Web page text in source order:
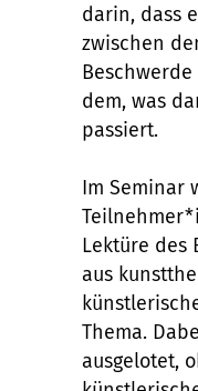
darin, dass
zwischen
dem, was
passiert.
Im Seminar
Lektüre des
aus
Thema.
ausgelotet,